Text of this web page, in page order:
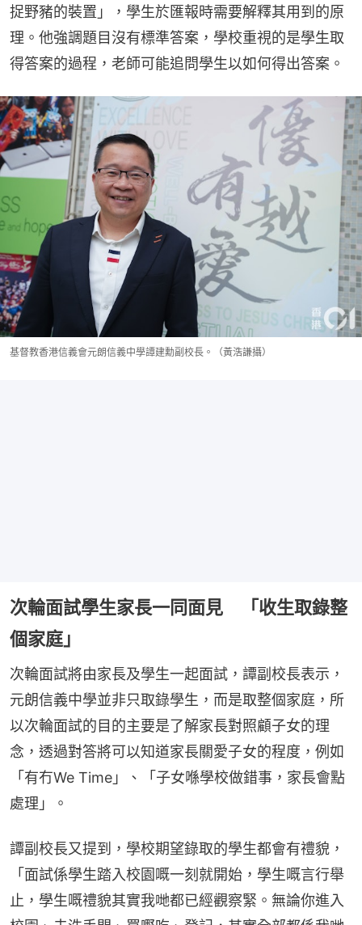
捉野豬的裝置」，學生於匯報時需要解釋其用到的原
理。他強調題目沒有標準答案，學校重視的是學生取
得答案的過程，老師可能追問學生以如何得出答案。
基督教香港信義會元朗信義中學譚建勳副校長。（黃浩謙攝）
次輪面試學生家長一同面見 「收生取錄整
個家庭」
次輪面試將由家長及學生一起面試，譚副校長表示，
元朗信義中學並非只取錄學生，而是取整個家庭，所
以次輪面試的目的主要是了解家長對照顧子女的理
念，透過對答將可以知道家長關愛子女的程度，例如
「有冇We Time」、「子女喺學校做錯事，家長會點
處理」。
譚副校長又提到，學校期望錄取的學生都會有禮貌，
「面試係學生踏入校園嘅一刻就開始，學生嘅言行舉
止，學生嘅禮貌其實我哋都已經觀察緊。無論你進入